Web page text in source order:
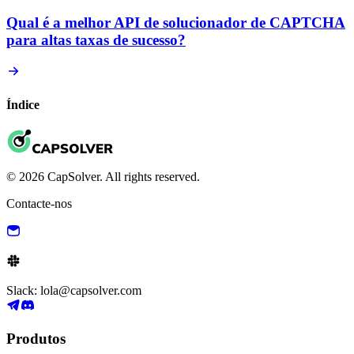
Qual é a melhor API de solucionador de CAPTCHA
para altas taxas de sucesso?
Índice
© 2026 CapSolver. All rights reserved.
Contacte-nos
Slack: lola@capsolver.com
Produtos